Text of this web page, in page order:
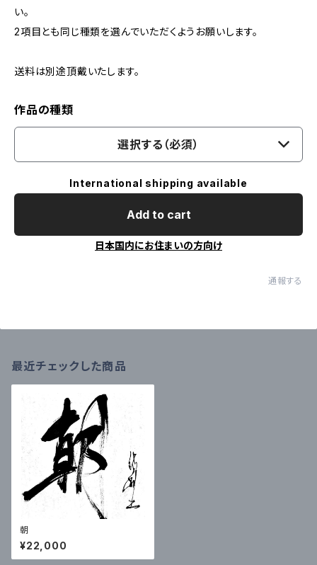
い。
2項目とも同じ種類を選んでいただくようお願いします。
送料は別途頂戴いたします。
作品の種類
選択する（必須）
International shipping available
Add to cart
日本国内にお住まいの方向け
通報する
最近チェックした商品
朝
¥22,000